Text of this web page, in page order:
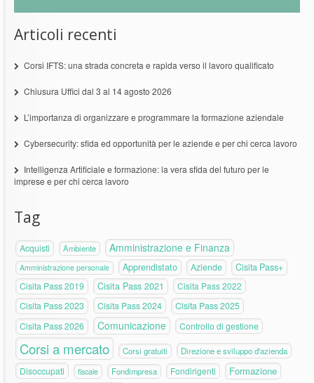
Articoli recenti
Corsi IFTS: una strada concreta e rapida verso il lavoro qualificato
Chiusura Uffici dal 3 al 14 agosto 2026
L’importanza di organizzare e programmare la formazione aziendale
Cybersecurity: sfida ed opportunità per le aziende e per chi cerca lavoro
Intelligenza Artificiale e formazione: la vera sfida del futuro per le
imprese e per chi cerca lavoro
Tag
Acquisti Ambiente Amministrazione e Finanza
Amministrazione personale Apprendistato Aziende
Cisita Pass+
Cisita Pass 2019
Cisita Pass 2021 Cisita Pass 2022
Cisita Pass 2023 Cisita Pass 2024
Cisita Pass 2025
Cisita Pass 2026
Comunicazione Controllo di gestione
Corsi a mercato Corsi gratuiti Direzione e sviluppo d'azienda
Disoccupati fiscale Fondimpresa Fondirigenti Formazione